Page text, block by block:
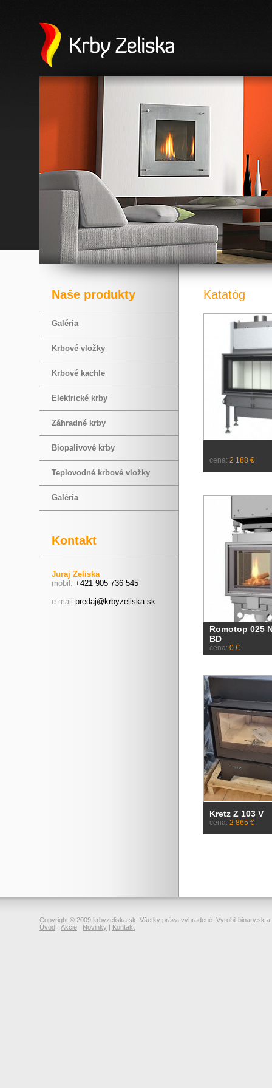
Naše produkty
Galéria
Krbové vložky
Krbové kachle
Elektrické krby
Záhradné krby
Biopalivové krby
Teplovodné krbové vložky
Galéria
Kontakt
Juraj Zeliska
mobil: +421 905 736 545
e-mail:predaj@krbyzeliska.sk
Katatóg
cena: 2 188 €
Romotop 025
BD
cena: 0 €
Kretz Z 103 V
cena: 2 865 €
Copyright © 2009 krbyzeliska.sk. Všetky práva vyhradené. Vyrobil binary.sk a
Úvod | Akcie | Novinky | Kontakt